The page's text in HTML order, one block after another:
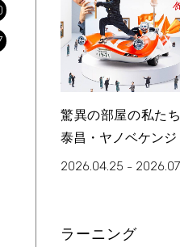
驚異の部屋の私た
泰昌・ヤノベケン
2026.04.25 –
ラーニング